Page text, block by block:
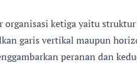
ketiga yaitu
garis vertikal maupun
peranan dan